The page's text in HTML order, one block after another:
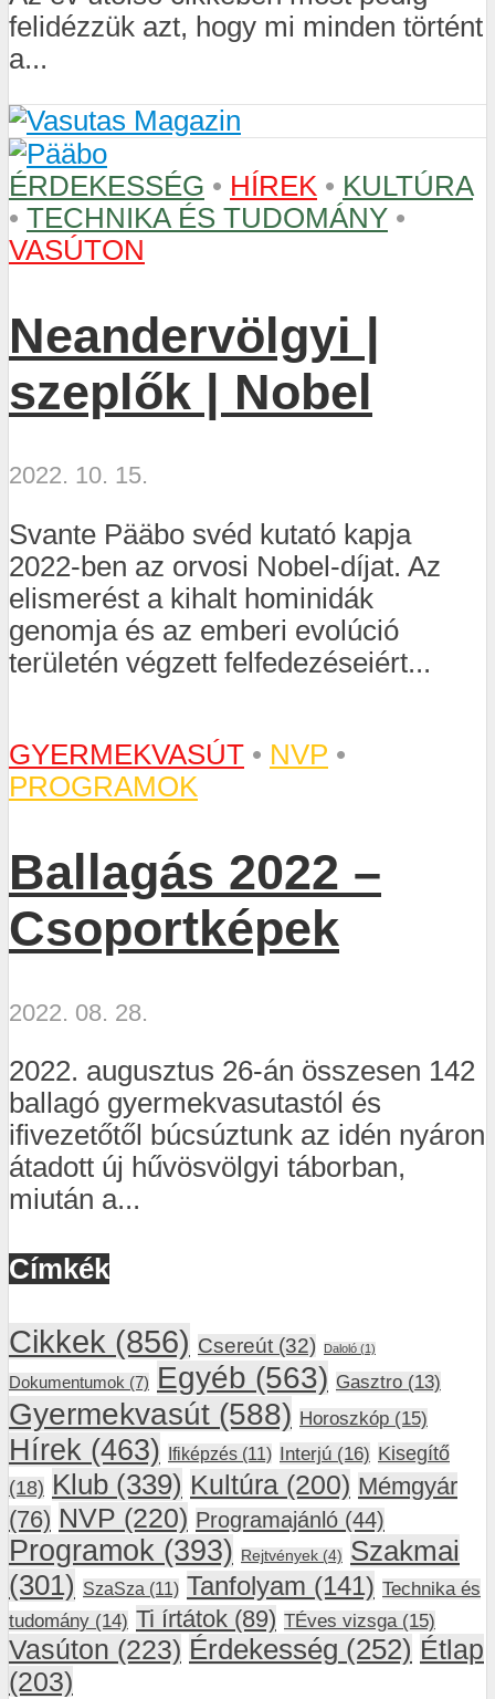
felidézzük azt, hogy mi minden történt
a...
ÉRDEKESSÉG • HÍREK • KULTÚRA
• TECHNIKA ÉS TUDOMÁNY •
VASÚTON
Neandervölgyi |
szeplők | Nobel
2022. 10. 15.
Svante Pääbo svéd kutató kapja
2022-ben az orvosi Nobel-díjat. Az
elismerést a kihalt hominidák
genomja és az emberi evolúció
területén végzett felfedezéseiért...
GYERMEKVASÚT • NVP •
PROGRAMOK
Ballagás 2022 –
Csoportképek
2022. 08. 28.
2022. augusztus 26-án összesen 142
ballagó gyermekvasutastól és
ifivezetőtől búcsúztunk az idén nyáron
átadott új hűvösvölgyi táborban,
miután a...
Címkék
Cikkek (856) Csereút (32) Daloló (1)
Dokumentumok (7) Egyéb (563) Gasztro (13)
Gyermekvasút (588) Horoszkóp (15)
Hírek (463) Ifiképzés (11) Interjú (16) Kisegítő
(18) Klub (339) Kultúra (200) Mémgyár
(76) NVP (220) Programajánló (44)
Programok (393) Rejtvények (4) Szakmai
(301) SzaSza (11) Tanfolyam (141) Technika és
tudomány (14) Ti írtátok (89) TÉves vizsga(15)
Vasúton (223) Érdekesség (252) Étlap
(203)